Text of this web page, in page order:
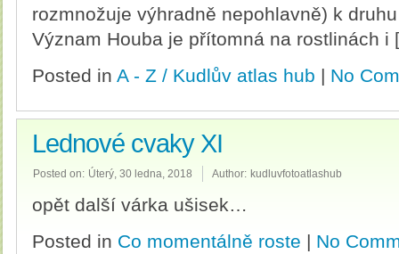
rozmnožuje výhradně nepohlavně) k
Význam Houba je přítomná na rostlinách
Posted in A - Z / Kudlův atlas hub | No
Lednové cvaky XI
Posted on: Úterý, 30 ledna, 2018 Author: kudluvfotoatlashub
opět další várka ušisek…
Posted in Co momentálně roste | No